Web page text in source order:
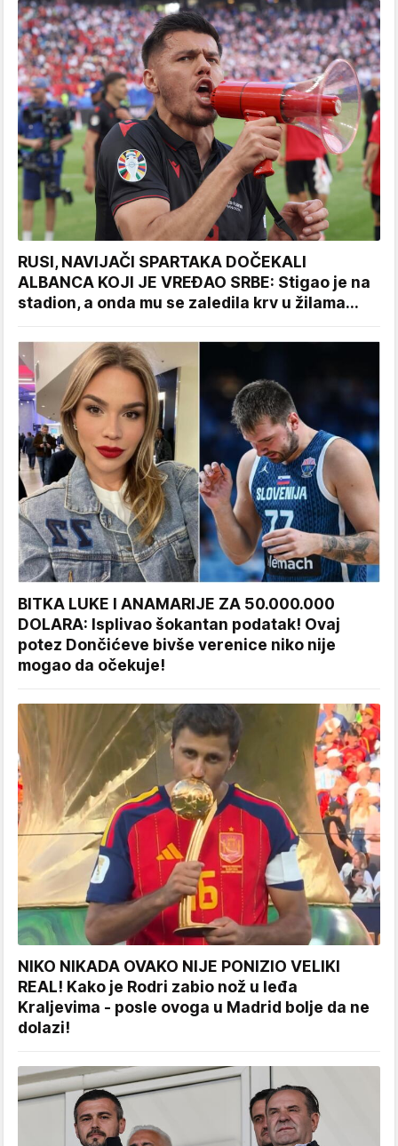
RUSI, NAVIJAČI SPARTAKA DOČEKALI
ALBANCA KOJI JE VREĐAO SRBE: Stigao je na
stadion, a onda mu se zaledila krv u žilama...
BITKA LUKE I ANAMARIJE ZA 50.000.000
DOLARA: Isplivao šokantan podatak! Ovaj
potez Dončićeve bivše verenice niko nije
mogao da očekuje!
NIKO NIKADA OVAKO NIJE PONIZIO VELIKI
REAL! Kako je Rodri zabio nož u leđa
Kraljevima - posle ovoga u Madrid bolje da ne
dolazi!